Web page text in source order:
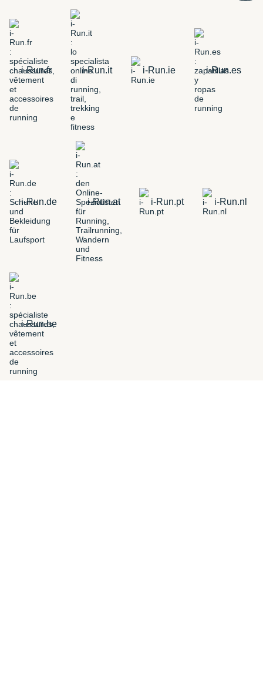
i-Run.fr i-Run.it i-Run.ie i-Run.es
i-Run.de i-Run.at i-Run.pt i-Run.nl
i-Run.be